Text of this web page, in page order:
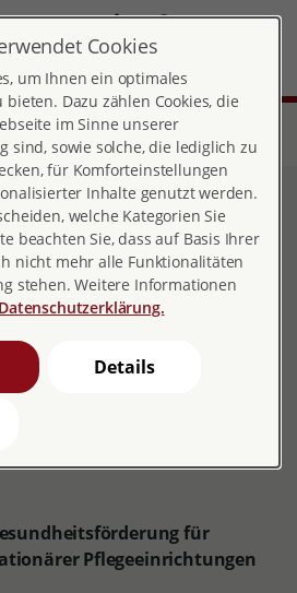
DE
Landesverbände
Niedersachsen
erschienen
für
Pflegeeinrichtungen
Cookies
um Ihnen ein optimales
Dazu zählen Cookies, die
im Sinne unserer
sind, sowie solche, die lediglich zu
für Komforteinstellungen
Inhalte genutzt werden.
welche Kategorien Sie
beachten Sie, dass auf Basis Ihrer
nicht mehr alle Funktionalitäten
stehen. Weitere Informationen
Datenschutzerklärung.
Details